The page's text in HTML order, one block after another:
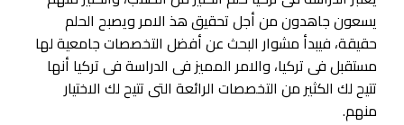
يسعون جاهدون من أجل تحقيق هذ الامر ويصبح الحلم
حقيقة، فيبدأ مشوار البحث عن أفضل التخصصات جامعية لها
مستقبل فى تركيا، والامر المميز فى الدراسة فى تركيا أنها
تتيح لك الكثير من التخصصات الرائعة التى تتيح لك الاختيار
منهم.